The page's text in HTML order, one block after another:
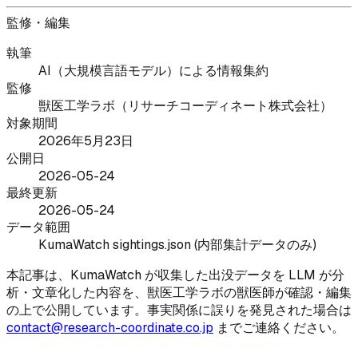
監修・編集
執筆
AI（大規模言語モデル）による情報集約
監修
獣医工学ラボ（リサーチコーディネート株式会社）
対象期間
2026年5月23日
公開日
2026-05-24
最終更新
2026-05-24
データ範囲
KumaWatch sightings.json (内部集計データのみ)
本記事は、KumaWatch が収集した出没データを LLM が分
析・文章化した内容を、獣医工学ラボの獣医師が確認・編集
の上で公開しています。事実関係に誤りを発見された場合は
contact@research-coordinate.co.jp までご連絡ください。